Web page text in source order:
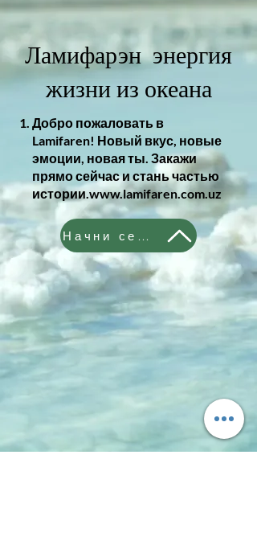
Ламифарэн энергия
жизни из океана
Добро пожаловать в
Lamifaren! Новый вкус, новые
эмоции, новая ты. Закажи
прямо сейчас и стань частью
истории.www.lamifaren.com.uz
Начни сейчас